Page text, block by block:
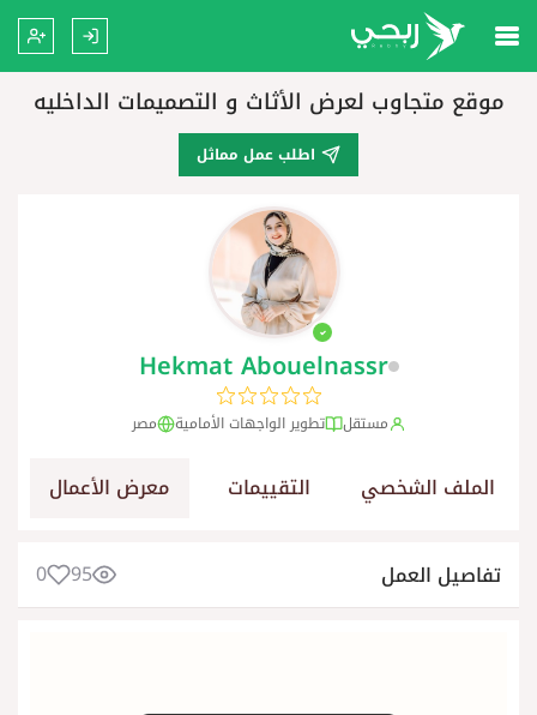
موقع متجاوب لعرض الأثاث و التصميمات الداخليه
اطلب عمل مماثل
Hekmat Abouelnassr
مستقل تطوير الواجهات الأمامية مصر
الملف الشخصي التقييمات معرض الأعمال
تفاصيل العمل 95
0